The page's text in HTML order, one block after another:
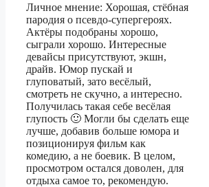
Личное мнение: Хорошая, стёбная
пародия о псевдо-супергероях.
Актёры подобраны хорошо,
сыграли хорошо. Интересные
девайсы присутствуют, экшн,
драйв. Юмор пускай и
глуповатый, зато весёлый,
смотреть не скучно, а интересно.
Получилась такая себе весёлая
глупость 🙂 Могли бы сделать еще
лучше, добавив больше юмора и
позиционируя фильм как
комедию, а не боевик. В целом,
просмотром остался доволен, для
отдыха самое то, рекомендую.